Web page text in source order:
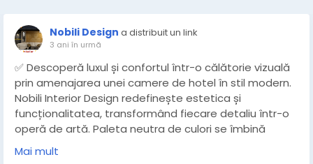
Nobili Design a distribuit un link
3 ani în urmă
✅ Descoperă luxul și confortul într-o călătorie vizuală
prin amenajarea unei camere de hotel în stil modern.
Nobili Interior Design redefinește estetica și
funcționalitatea, transformând fiecare detaliu într-o
operă de artă. Paleta neutra de culori se îmbină
perfect cu mobilierul minimalist și finisajele premium,
oferind o atmosferă relaxantă și sofisticată. Iluminatul
Mai mult